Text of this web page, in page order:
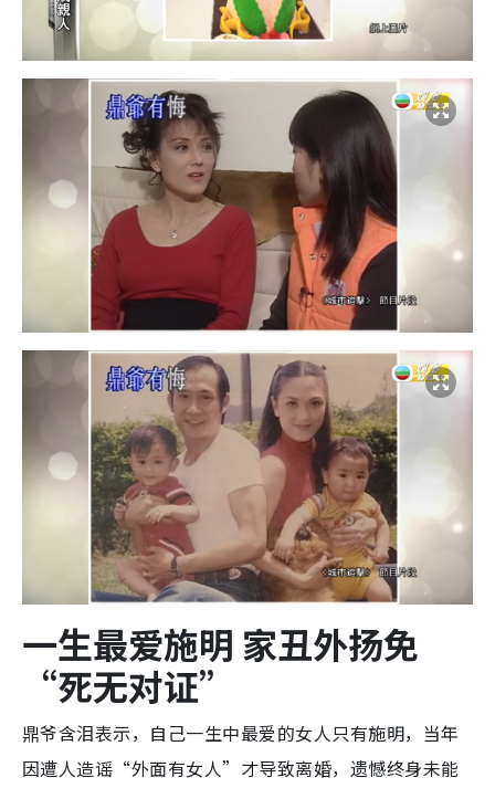
一生最爱施明 家丑外扬免
“死无对证”
鼎爷含泪表示，自己一生中最爱的女人只有施明，当年
因遭人造谣“外面有女人”才导致离婚，遗憾终身未能